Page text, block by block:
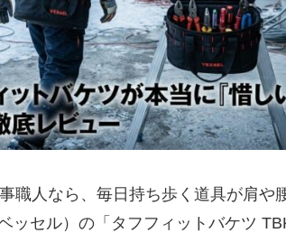
職人なら、毎日持ち歩く道具が肩や
ッセル）の「タフフィットバケツ